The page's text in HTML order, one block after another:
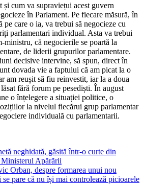
cum va supraviețui acest guvern
în Parlament. Pe fiecare măsură, în
pe care o ia, va trebui să negocieze cu
parlamentari individual. Asta va trebui
ministru, că negocierile se poartă la
de liderii grupurilor parlamentare.
decisive intervine, să spun, direct în
dovada vie a faptului că am picat la o
am reușit să fiu reinvestit, iar la a doua
fără forum pe pesediști. În august
o înțelegere a situației politice, o
la nivelul fiecărui grup parlamentar
individuală cu parlamentarii.
neghidată, găsită într-o curte din
Apărării
Orban, despre formarea unui nou
pare că nu își mai controlează picioarele